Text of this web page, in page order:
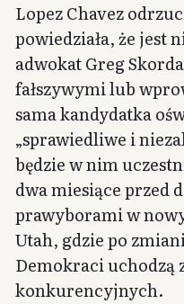
Lopez Chavez
powiedziała, że jest
adwokat Greg
fałszywymi lub
sama kandydatka
„sprawiedliwe i
będzie w nim
dwa miesiące przed
prawyborami w
Utah, gdzie po
Demokraci uchodzą
konkurencyjnych.